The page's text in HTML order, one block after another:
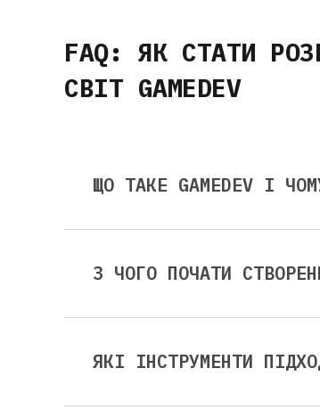
FAQ: ЯК СТАТИ
СВІТ GAMEDEV
ЩО ТАКЕ GAMEDEV І
З ЧОГО ПОЧАТИ
ЯКІ ІНСТРУМЕНТИ